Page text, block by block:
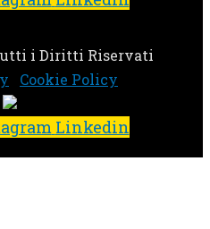
i Diritti Riservati
Cookie Policy
Linkedin